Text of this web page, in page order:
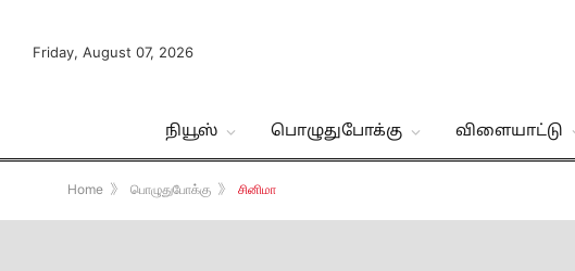
Friday, August 07, 2026
நியூஸ் பொழுதுபோக்கு விளையாட்டு
Home 》 பொழுதுபோக்கு 》 சினிமா